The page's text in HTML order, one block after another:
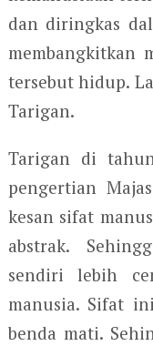
dan diringkas
membangkitkan
tersebut hidup.
Tarigan.
Tarigan di
pengertian
kesan sifat
abstrak.
sendiri lebih
manusia. Sifat
benda mati.